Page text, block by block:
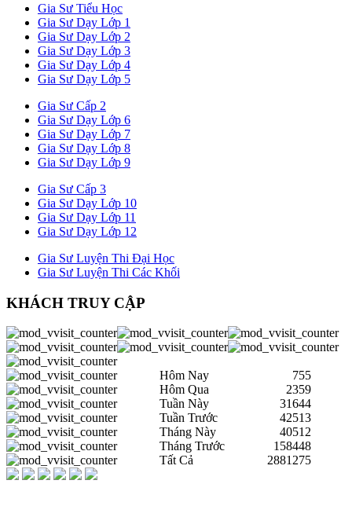
Gia Sư Tiểu Học
Gia Sư Dạy Lớp 1
Gia Sư Dạy Lớp 2
Gia Sư Dạy Lớp 3
Gia Sư Dạy Lớp 4
Gia Sư Dạy Lớp 5
Gia Sư Cấp 2
Gia Sư Dạy Lớp 6
Gia Sư Dạy Lớp 7
Gia Sư Dạy Lớp 8
Gia Sư Dạy Lớp 9
Gia Sư Cấp 3
Gia Sư Dạy Lớp 10
Gia Sư Dạy Lớp 11
Gia Sư Dạy Lớp 12
Gia Sư Luyện Thi Đại Học
Gia Sư Luyện Thi Các Khối
KHÁCH TRUY CẬP
Hôm Nay
755
Hôm Qua
2359
Tuần Này
31644
Tuần Trước
42513
Tháng Này
40512
Tháng Trước
158448
Tất Cả
2881275